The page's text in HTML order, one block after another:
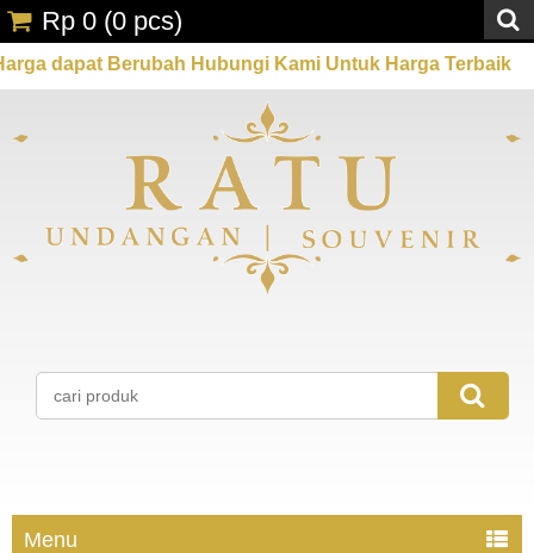
Berubah Hubungi Kami Untuk Harga Terbaik
Rp 0 (0 pcs)
Menu